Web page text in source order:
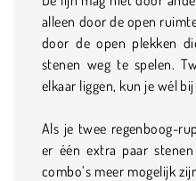
alleen door de open
door de open plekken
stenen weg te spelen.
elkaar liggen, kun je wél
Als je twee regenboog-
er één extra paar
combo’s meer mogelijk